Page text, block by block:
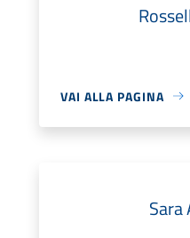
VAI ALLA PAGINA
Sara